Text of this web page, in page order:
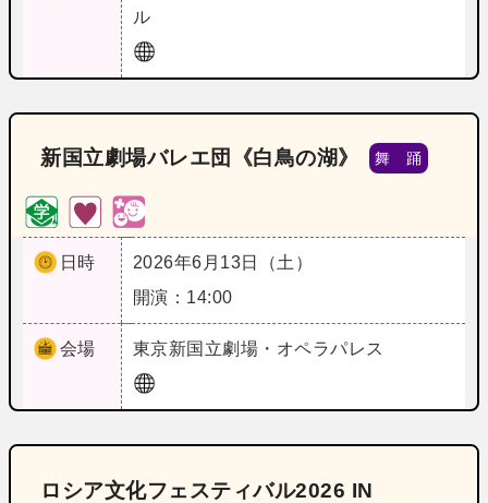
ル
新国立劇場バレエ団《白鳥の湖》 舞 踊
日時
2026年6月13日（土）
開演：14:00
会場 東京新国立劇場・オペラパレス
ロシア文化フェスティバル2026 IN